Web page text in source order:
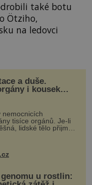
také botu
Ötziho,
na ledovci
a duše.
i kousek
nemocnicích
tisíce orgánů. Je-li
lidské tělo přijme
genomu u rostlin: